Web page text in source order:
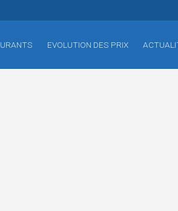
EVOLUTION DES PRIX